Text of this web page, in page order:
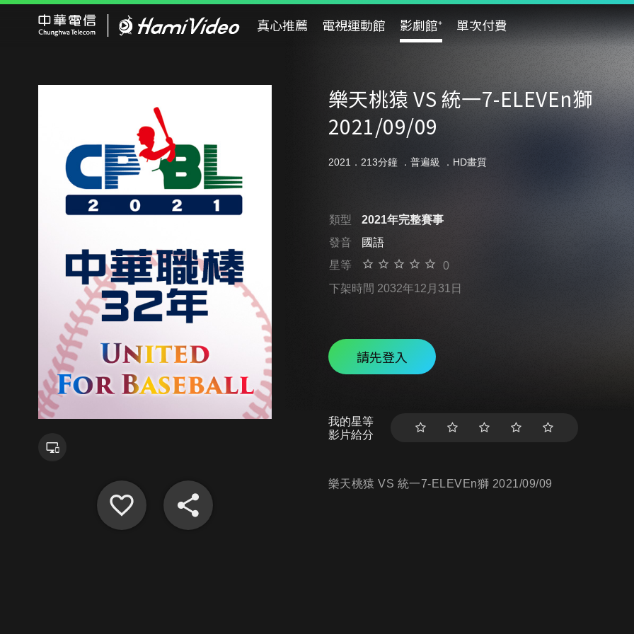
真心推薦 電視運動館 影劇館⁺ 單次付費
樂天桃猿 VS 統一7-ELEVEn獅
2021/09/09
2021．213分鐘 ． 普遍級 ．HD畫質
類型
2021年完整賽事
發音
國語
星等
0
下架時間 2032年12月31日
請先登入
我的星等
影片給分
樂天桃猿 VS 統一7-ELEVEn獅 2021/09/09